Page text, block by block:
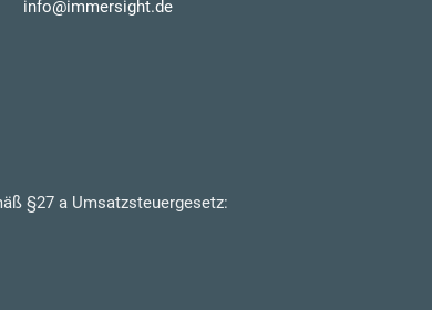
info@immersight.de
§27 a Umsatzsteuergesetz: